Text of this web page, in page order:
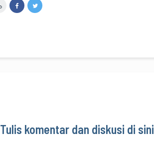
Tulis komentar dan diskusi di sini